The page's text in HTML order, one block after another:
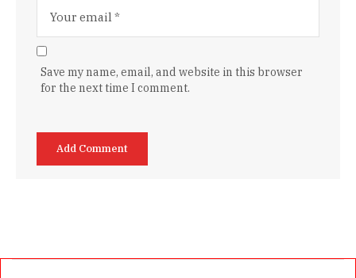
Save my name, email, and website in this browser
for the next time I comment.